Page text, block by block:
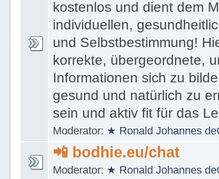
★ Die folgenden
kostenlos und dient dem
individuellen,
und Selbstbestimmung!
korrekte, übergeordnete,
Informationen sich zu
gesund und natürlich zu
sein und aktiv fit für das
Moderator:★ Ronald Johannes
📲 bodhie.eu/chat